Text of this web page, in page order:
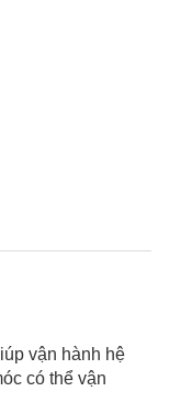
vận hành hệ
có thể vận